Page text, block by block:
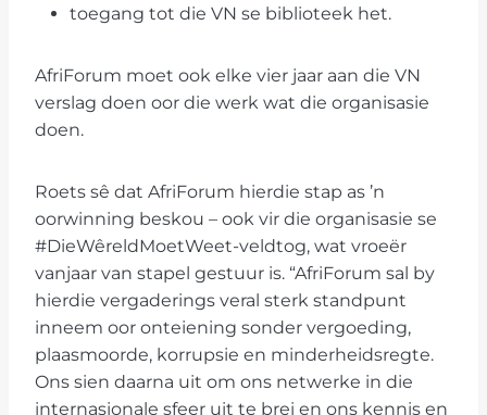
toegang tot die VN se biblioteek het.
AfriForum moet ook elke vier jaar aan die VN
verslag doen oor die werk wat die organisasie
doen.
Roets sê dat AfriForum hierdie stap as ’n
oorwinning beskou – ook vir die organisasie se
#DieWêreldMoetWeet-veldtog, wat vroeër
vanjaar van stapel gestuur is. “AfriForum sal by
hierdie vergaderings veral sterk standpunt
inneem oor onteiening sonder vergoeding,
plaasmoorde, korrupsie en minderheidsregte.
Ons sien daarna uit om ons netwerke in die
internasionale sfeer uit te brei en ons kennis en